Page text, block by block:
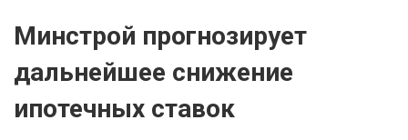
Минстрой прогнозирует
дальнейшее снижение
ипотечных ставок